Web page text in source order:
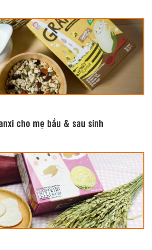
cho mẹ bầu & sau sinh